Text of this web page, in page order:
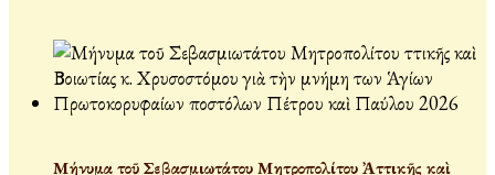
Μήνυμα τοῦ Σεβασμιωτάτου Μητροπολίτου Ἀττικῆς καὶ